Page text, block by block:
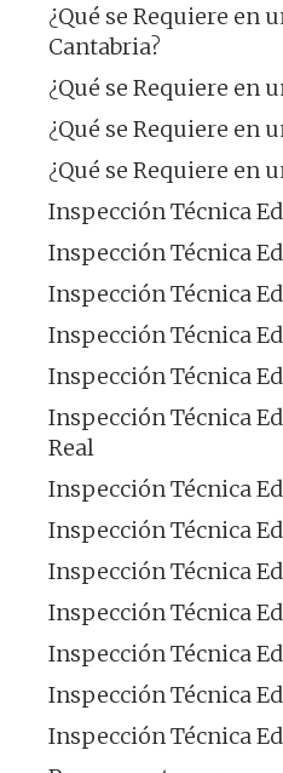
¿Qué se Requiere en
Cantabria?
¿Qué se Requiere en
¿Qué se Requiere en
¿Qué se Requiere en
Inspección Técnica
Inspección Técnica
Inspección Técnica
Inspección Técnica
Inspección Técnica
Inspección Técnica
Real
Inspección Técnica
Inspección Técnica
Inspección Técnica
Inspección Técnica
Inspección Técnica
Inspección Técnica
Inspección Técnica